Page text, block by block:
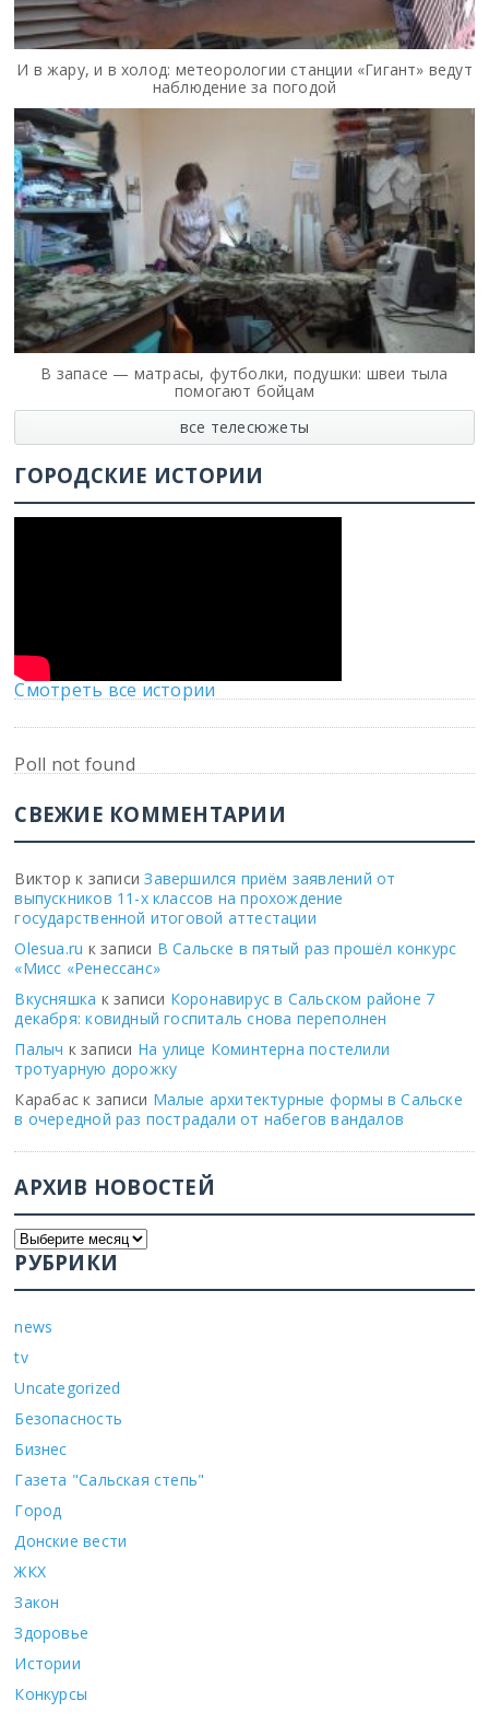
И в жару, и в холод: метеорологии станции «Гигант» ведут
наблюдение за погодой
В запасе — матрасы, футболки, подушки: швеи тыла
помогают бойцам
все телесюжеты
ГОРОДСКИЕ ИСТОРИИ
Смотреть все истории
Poll not found
СВЕЖИЕ КОММЕНТАРИИ
Виктор к записиЗавершился приём заявлений от
выпускников 11-х классов на прохождение
государственной итоговой аттестации
Olesua.ru к записи В Сальске в пятый раз прошёл конкурс
«Мисс «Ренессанс»
Вкусняшка к записи Коронавирус в Сальском районе 7
декабря: ковидный госпиталь снова переполнен
Палыч к записи На улице Коминтерна постелили
тротуарную дорожку
Карабас к записи Малые архитектурные формы в Сальске
в очередной раз пострадали от набегов вандалов
АРХИВ НОВОСТЕЙ
РУБРИКИ
news
tv
Uncategorized
Безопасность
Бизнес
Газета "Сальская степь"
Город
Донские вести
ЖКХ
Закон
Здоровье
Истории
Конкурсы